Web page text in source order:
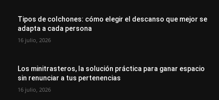
Tipos de colchones: cómo elegir el descanso que mejor se
adapta a cada persona
16 julio, 2026
Los minitrasteros, la solución práctica para ganar espacio
sin renunciar a tus pertenencias
16 julio, 2026